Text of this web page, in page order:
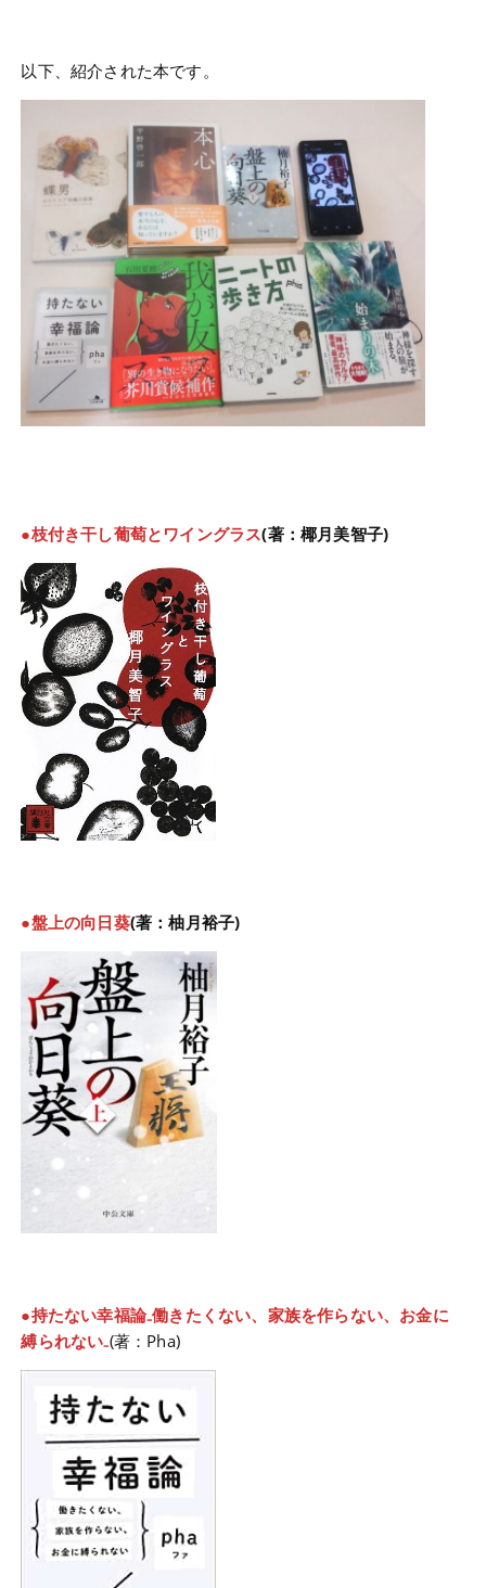
以下、紹介された本です。
●枝付き干し葡萄とワイングラス(著：椰月美智子)
●盤上の向日葵(著：柚月裕子)
●持たない幸福論₋働きたくない、家族を作らない、お金に
縛られない₋(著：Pha)